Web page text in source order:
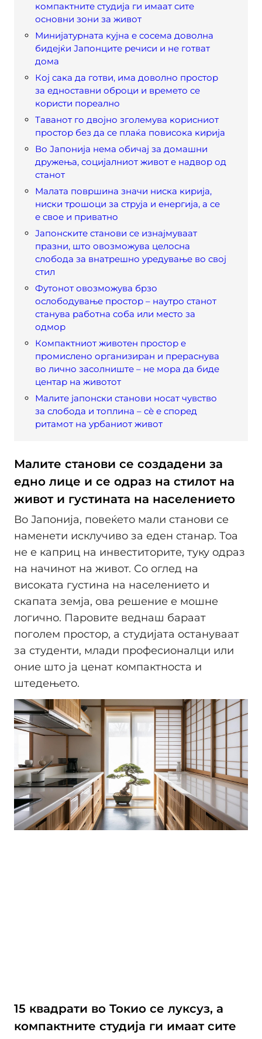
компактните студија ги имаат сите
основни зони за живот
Минијатурната кујна е сосема доволна
бидејќи Јапонците речиси и не готват
дома
Кој сака да готви, има доволно простор
за едноставни оброци и времето се
користи пореално
Таванот го двојно зголемува корисниот
простор без да се плаќа повисока кирија
Во Јапонија нема обичај за домашни
дружења, социјалниот живот е надвор од
станот
Малата површина значи ниска кирија,
ниски трошоци за струја и енергија, а се
е свое и приватно
Јапонските станови се изнајмуваат
празни, што овозможува целосна
слобода за внатрешно уредување во свој
стил
Футонот овозможува брзо
ослободување простор – наутро станот
станува работна соба или место за
одмор
Компактниот животен простор е
промислено организиран и прераснува
во лично засолниште – не мора да биде
центар на животот
Малите јапонски станови носат чувство
за слобода и топлина – сѐ е според
ритамот на урбаниот живот
Малите станови се создадени за
едно лице и се одраз на стилот на
живот и густината на населението
Во Јапонија, повеќето мали станови се
наменети исклучиво за еден станар. Тоа
не е каприц на инвеститорите, туку одраз
на начинот на живот. Со оглед на
високата густина на населението и
скапата земја, ова решение е мошне
логично. Паровите веднаш бараат
поголем простор, а студијата остануваат
за студенти, млади професионалци или
оние што ја ценат компактноста и
штедењето.
15 квадрати во Токио се луксуз, а
компактните студија ги имаат сите